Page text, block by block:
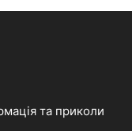
та приколи